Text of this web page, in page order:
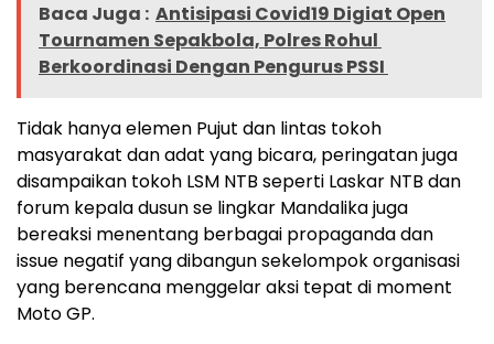
Baca Juga : Antisipasi Covid19 Digiat Open
Tournamen Sepakbola, Polres Rohul
Berkoordinasi Dengan Pengurus PSSI
Tidak hanya elemen Pujut dan lintas tokoh
masyarakat dan adat yang bicara, peringatan juga
disampaikan tokoh LSM NTB seperti Laskar NTB dan
forum kepala dusun se lingkar Mandalika juga
bereaksi menentang berbagai propaganda dan
issue negatif yang dibangun sekelompok organisasi
yang berencana menggelar aksi tepat di moment
Moto GP.